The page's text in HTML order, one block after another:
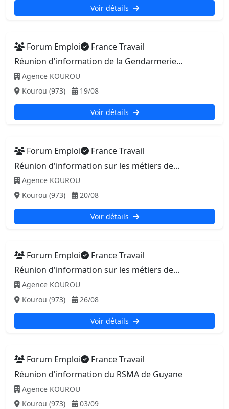
Voir détails
Forum Emploi
France Travail
Réunion d'information de la Gendarmerie...
Agence KOUROU
Kourou (973)
19/08
Voir détails
Forum Emploi
France Travail
Réunion d'information sur les métiers de...
Agence KOUROU
Kourou (973)
20/08
Voir détails
Forum Emploi
France Travail
Réunion d'information sur les métiers de...
Agence KOUROU
Kourou (973)
26/08
Voir détails
Forum Emploi
France Travail
Réunion d'information du RSMA de Guyane
Agence KOUROU
Kourou (973)
03/09